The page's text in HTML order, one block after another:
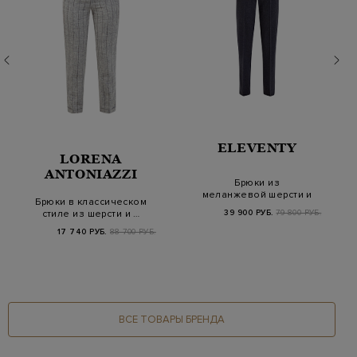
LORENA
ANTONIAZZI
Брюки в классическом
стиле из шерсти и …
17 740 РУБ. 88 700 РУБ.
ELEVENTY
Брюки из
меланжевой шерсти и
кашемира с поясом на
кули…
39 900 РУБ. 79 800 РУБ.
ВСЕ ТОВАРЫ БРЕНДА